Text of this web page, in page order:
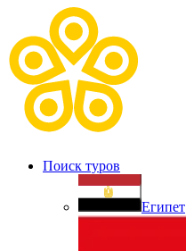
Поиск туров
Египет